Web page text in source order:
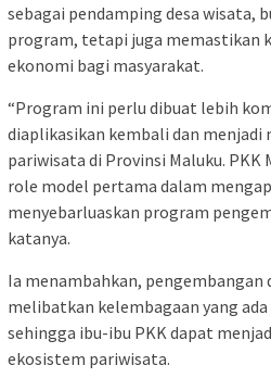
sebagai pendamping desa wisata,
program, tetapi juga memastikan
ekonomi bagi masyarakat.
“Program ini perlu dibuat lebih
diaplikasikan kembali dan menjadi
pariwisata di Provinsi Maluku. PKK
role model pertama dalam
menyebarluaskan program
katanya.
Ia menambahkan, pengembangan
melibatkan kelembagaan yang ada
sehingga ibu-ibu PKK dapat
ekosistem pariwisata.